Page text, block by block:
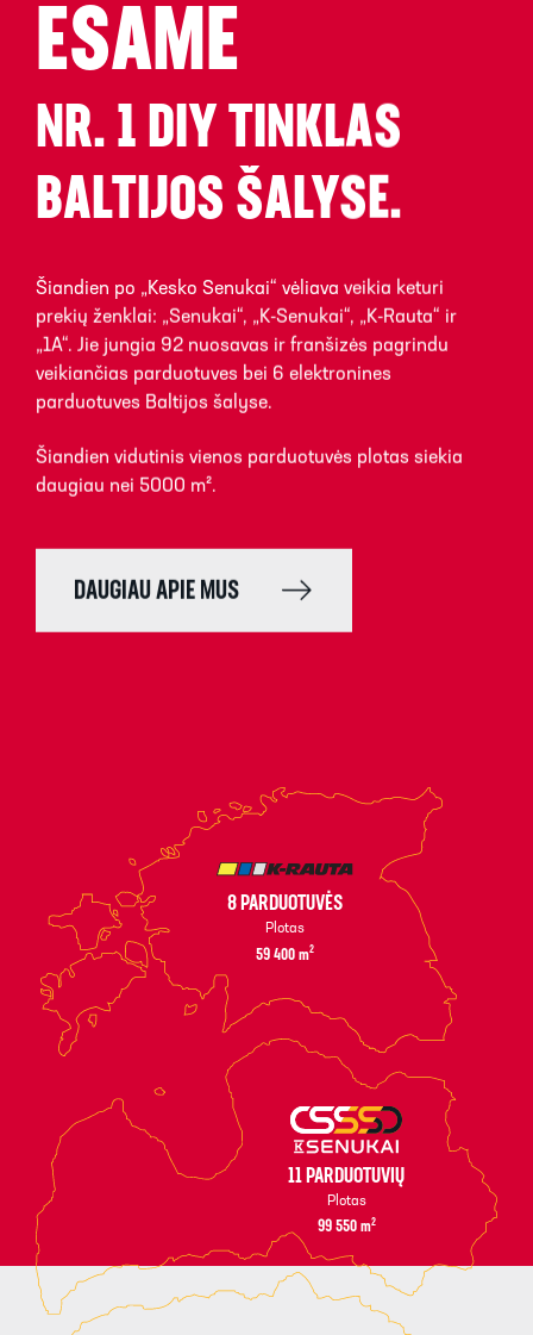
ESAME
NR. 1 DIY TINKLAS
BALTIJOS ŠALYSE.
Šiandien po „Kesko Senukai“ vėliava veikia keturi
prekių ženklai: „Senukai“, „K-Senukai“, „K-Rauta“ ir
„1A“. Jie jungia 92 nuosavas ir franšizės pagrindu
veikiančias parduotuves bei 6 elektronines
parduotuves Baltijos šalyse.
Šiandien vidutinis vienos parduotuvės plotas siekia
daugiau nei 5000 m².
DAUGIAU APIE MUS
8 PARDUOTUVĖS
Plotas
59 400m2
11 PARDUOTUVIŲ
Plotas
99 550m2